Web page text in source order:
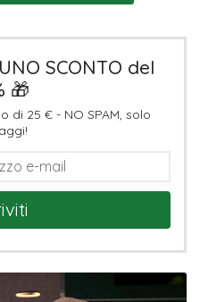
SCONTO del
🎁
di 25 € - NO SPAM, solo